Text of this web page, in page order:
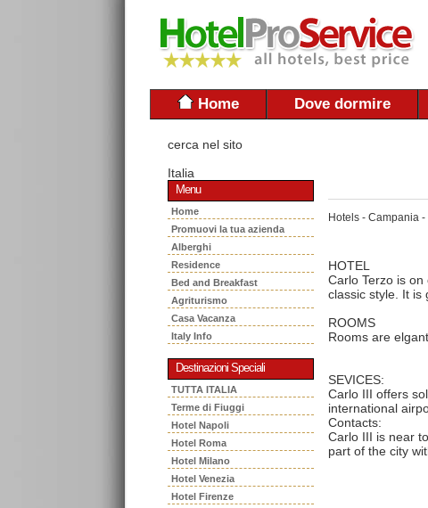
Home Dove dormire
cerca nel sito
Italia
Menu
Home
Promuovi la tua azienda
Alberghi
Residence
Bed and Breakfast
Agriturismo
Casa Vacanza
Italy Info
Destinazioni Speciali
TUTTA ITALIA
Terme di Fiuggi
Hotel Napoli
Hotel Roma
Hotel Milano
Hotel Venezia
Hotel Firenze
Hotels - Campania -
HOTEL
Carlo Terzo is
classic style. It is
ROOMS
Rooms are
SEVICES:
Carlo III offers
international
Contacts:
Carlo III is near
part of the city